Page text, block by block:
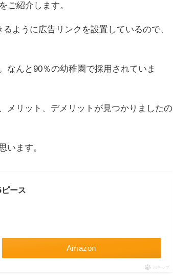
ご紹介します。
ように広告リンクを設置しているので、
なんと90％の幼稚園で採用されていま
メリット、デメリットが見つかりましたの
います。
ース
Amazon
ポチップ